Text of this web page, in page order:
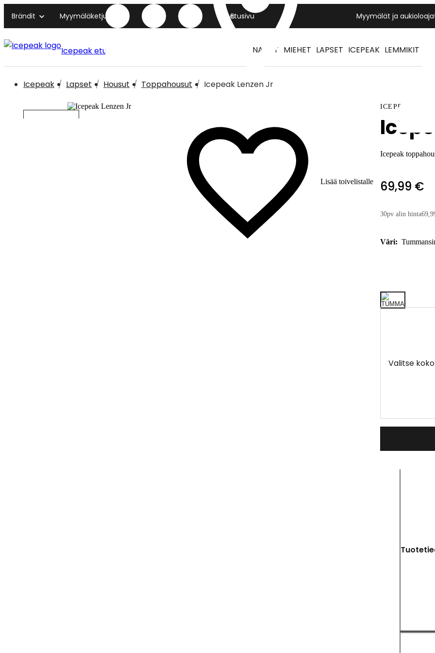
Brändit Myymäläketjut Etusivu
Yritys Myymälät ja
Icepeak etusivu NAISET MIEHET LAPSET ICEPEAK LEMMIKIT
Icepeak Lapset Housut Toppahousut Icepeak Lenzen Jr
Lisää toivelistalle
ICEPEAK
Icepeak
69,99 €
30pv alin hinta
Väri:
Valitse koko